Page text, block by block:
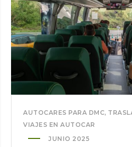
MÁS
ECONÓMICO
AUTOCARES PARA DMC,
VIAJES EN AUTOCAR
JUNIO 2025